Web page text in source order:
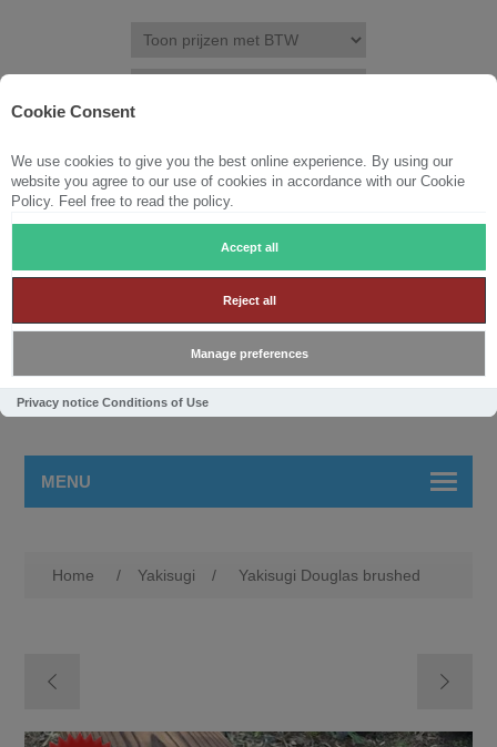
Cookie Consent
We use cookies to give you the best online experience. By using our
website you agree to our use of cookies in accordance with our Cookie
Policy. Feel free to read the policy.
Accept all
Reject all
Manage preferences
Privacy notice Conditions of Use
REGISTREREN INLOGGEN VERLANGLIJST (0)
WINKELWAGEN 0
MENU
Home / Yakisugi / Yakisugi Douglas brushed